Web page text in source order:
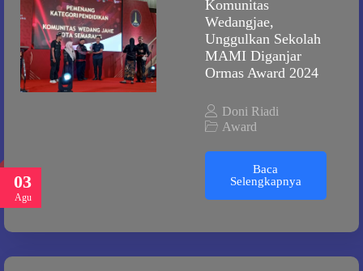
03
Agu
Komunitas
Wedangjae,
Unggulkan Sekolah
MAMI Diganjar
Ormas Award 2024
Doni Riadi
Award
Baca
Selengkapnya